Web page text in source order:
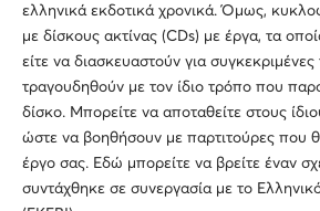
ελληνικά εκδοτικά χρονικά. Όμως,
με δίσκους ακτίνας (CDs) με έργα, τα
είτε να διασκευαστούν για συγκεκριμένες
τραγουδηθούν με τον ίδιο τρόπο που
δίσκο. Μπορείτε να αποταθείτε στους
ώστε να βοηθήσουν με παρτιτούρες που
έργο σας. Εδώ μπορείτε να βρείτε έναν
συντάχθηκε σε συνεργασία με το